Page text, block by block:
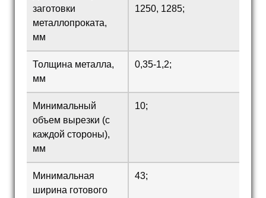
заготовки
металлопроката,
мм
1250, 1285;
Толщина металла,
мм
0,35-1,2;
Минимальный
объем вырезки (с
каждой стороны),
мм
10;
Минимальная
ширина готового
43;